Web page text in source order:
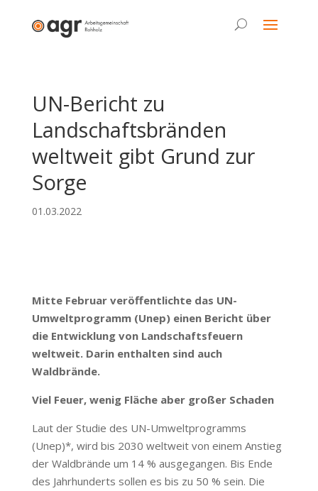
UN-Bericht zu
Landschaftsbränden
weltweit gibt Grund zur
Sorge
01.03.2022
Mitte Februar veröffentlichte das UN-
Umweltprogramm (Unep) einen Bericht über
die Entwicklung von Landschaftsfeuern
weltweit. Darin enthalten sind auch
Waldbrände.
Viel Feuer, wenig Fläche aber großer Schaden
Laut der Studie des UN-Umweltprogramms
(Unep)*, wird bis 2030 weltweit von einem Anstieg
der Waldbrände um 14 % ausgegangen. Bis Ende
des Jahrhunderts sollen es bis zu 50 % sein. Die